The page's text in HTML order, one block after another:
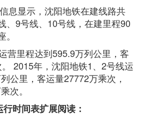
息显示，沈阳地铁在建线路共
、9号线、10号线，在建里程90
营里程达到595.9万列公里，客
2015年，沈阳地铁1、2号线运
公里，客运量27772万乘次，
次。
时间表扩展阅读：